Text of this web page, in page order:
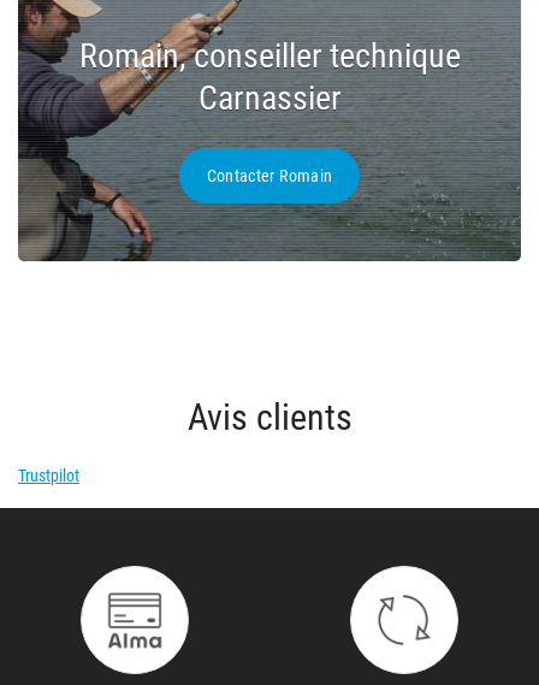
Romain, conseiller technique
Carnassier
Contacter Romain
Avis clients
Trustpilot